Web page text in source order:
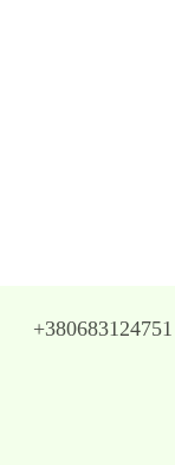
+380683124751